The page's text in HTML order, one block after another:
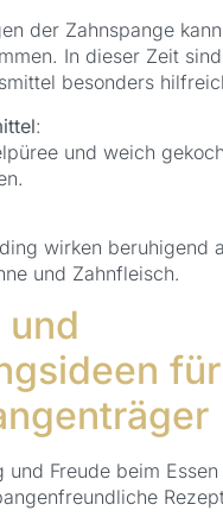
der Zahnspange
In dieser Zeit
besonders
:
und weich
wirken beruhigend
und Zahnfleisch.
und
für
und Freude beim